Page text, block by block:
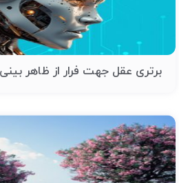
برتری عقل جهت فرار از ظاهر بینی